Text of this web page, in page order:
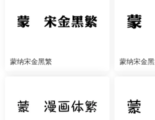
蒙纳宋金黑繁 蒙纳宋金